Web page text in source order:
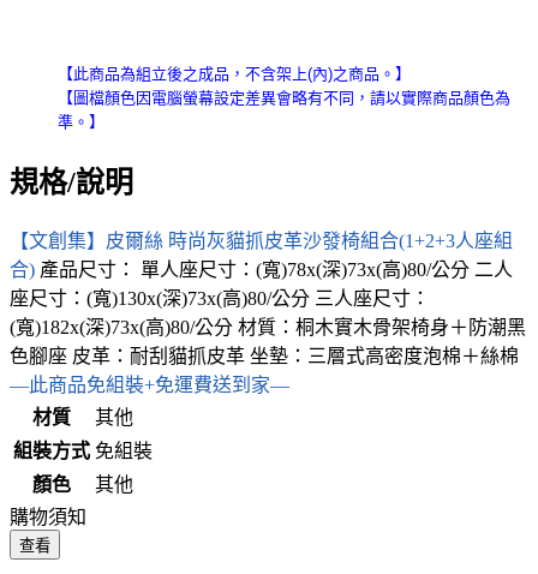
【此商品為組立後之成品，不含架上(內)之商品。】
【圖檔顏色因電腦螢幕設定差異會略有不同，請以實際商品顏色為
準。】
規格/說明
【文創集】皮爾絲 時尚灰貓抓皮革沙發椅組合(1+2+3人座組
合) 產品尺寸： 單人座尺寸：(寬)78x(深)73x(高)80/公分 二人
座尺寸：(寬)130x(深)73x(高)80/公分 三人座尺寸：
(寬)182x(深)73x(高)80/公分 材質：桐木實木骨架椅身＋防潮黑
色腳座 皮革：耐刮貓抓皮革 坐墊：三層式高密度泡棉＋絲棉
—此商品免組裝+免運費送到家—
材質
其他
組裝方式 免組裝
顏色
其他
購物須知
查看